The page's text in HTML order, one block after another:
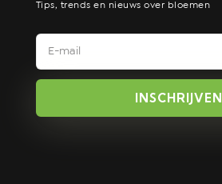
Tips, trends en nieuws over bloemen
INSCHRIJVEN